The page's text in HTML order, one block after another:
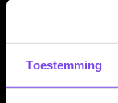
Toestemming